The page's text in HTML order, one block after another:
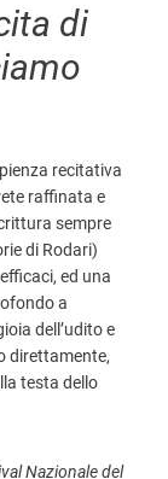
di
recitativa
raffinata e
sempre
di Rodari)
ed una
a
dell’udito e
direttamente,
testa dello
Nazionale del